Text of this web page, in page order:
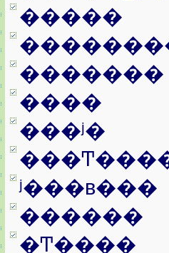
�����
�������
����
���ʲ�
ʲ���в���
������
�Ͳ����